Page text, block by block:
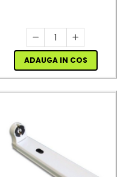
ADAUGA IN COS